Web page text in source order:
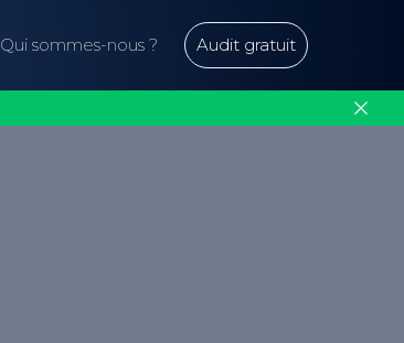
Qui sommes-nous ? Audit gratuit